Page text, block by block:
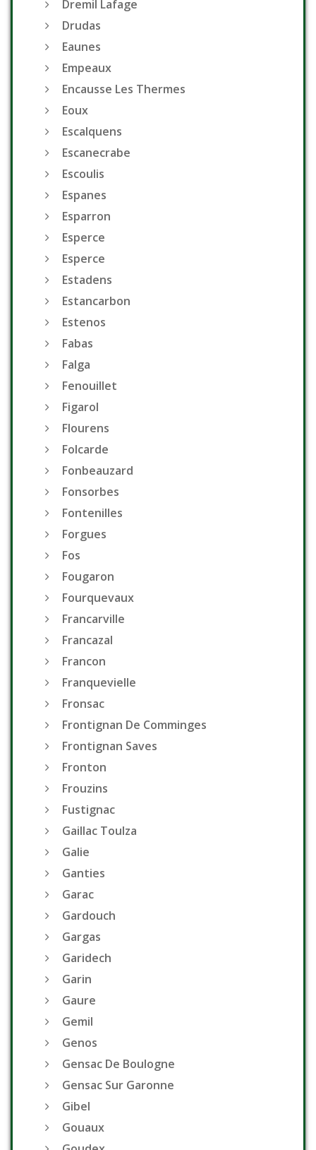
Dremil Lafage
Drudas
Eaunes
Empeaux
Encausse Les Thermes
Eoux
Escalquens
Escanecrabe
Escoulis
Espanes
Esparron
Esperce
Esperce
Estadens
Estancarbon
Estenos
Fabas
Falga
Fenouillet
Figarol
Flourens
Folcarde
Fonbeauzard
Fonsorbes
Fontenilles
Forgues
Fos
Fougaron
Fourquevaux
Francarville
Francazal
Francon
Franquevielle
Fronsac
Frontignan De Comminges
Frontignan Saves
Fronton
Frouzins
Fustignac
Gaillac Toulza
Galie
Ganties
Garac
Gardouch
Gargas
Garidech
Garin
Gaure
Gemil
Genos
Gensac De Boulogne
Gensac Sur Garonne
Gibel
Gouaux